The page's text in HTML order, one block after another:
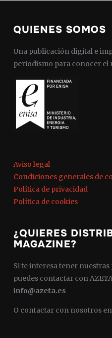
QUIENES SOMOS
Una publicación digital e
periodismo para conocer el
Aviso legal
Condiciones generales de
Política de privacidad
Política de cookies
¿QUIERES
MAGAZINE?
Si te interesa tener
puedes contactar con
info@azeta.es
O contactar con nosotros en